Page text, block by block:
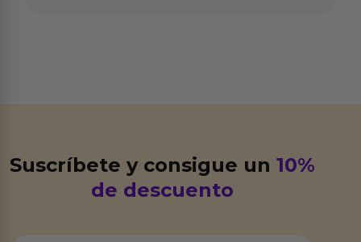
Suscríbete y consigue un10%
de descuento